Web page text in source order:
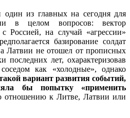
из главных на сегодня для
в целом вопросов: вектор
Россией, на случай «агрессии»
базирование солдат
Латвии не отошел от прописных
последних лет, охарактеризовав
как «холодные», однако
вариант развития событий,
бы попытку «применить
отношению к Литве, Латвии или